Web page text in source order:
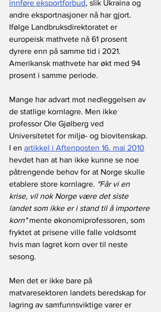
innføre eksportforbud, slik Ukraina og
andre eksportnasjoner nå har gjort.
Ifølge Landbruksdirektoratet er
europeisk mathvete nå 61 prosent
dyrere enn på samme tid i 2021.
Amerikansk mathvete har økt med 94
prosent i samme periode.
Mange har advart mot nedleggelsen av
de statlige kornlagre. Men ikke
professor Ole Gjølberg ved
Universitetet for miljø- og biovitenskap.
I en artikkel i Aftenposten 16. mai 2010
hevdet han at han ikke kunne se noe
påtrengende behov for at Norge skulle
etablere store kornlagre. "Får vi en
krise, vil nok Norge være det siste
landet som ikke er i stand til å importere
korn" mente økonomiprofessoren, som
fryktet at prisene ville falle voldsomt
hvis man lagret korn over til neste
sesong.
Men det er ikke bare på
matvaresektoren landets beredskap for
lagring av samfunnsviktige varer er